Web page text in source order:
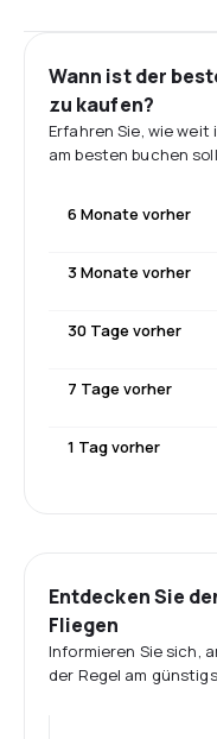
Wann ist der
zu kaufen?
Erfahren Sie, wie weit
am besten buchen
6 Monate vorher
3 Monate vorher
30 Tage vorher
7 Tage vorher
1 Tag vorher
Entdecken Sie
Fliegen
Informieren Sie sich,
der Regel am